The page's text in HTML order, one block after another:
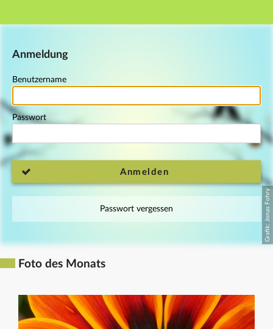
Hauptnavigation
Anmeldung
Benutzername
Passwort
Anmelden
Passwort vergessen
Foto des Monats